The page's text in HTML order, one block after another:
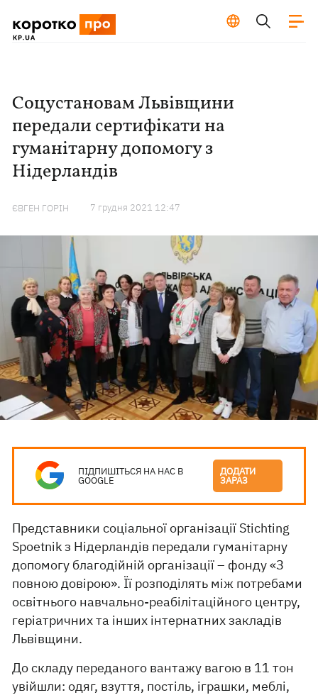
Соцустановам Львівщини
передали сертифікати на
гуманітарну допомогу з
Нідерландів
ЄВГЕН ГОРІН 7 грудня 2021 12:47
ПІДПИШІТЬСЯ НА НАС В
GOOGLE
ДОДАТИ
ЗАРАЗ
Представники соціальної організації Stichting
Spoetnik з Нідерландів передали гуманітарну
допомогу благодійній організації – фонду «З
повною довірою». Її розподілять між потребами
освітнього навчально-реабілітаційного центру,
геріатричних та інших інтернатних закладів
Львівщини.
До складу переданого вантажу вагою в 11 тон
увійшли: одяг, взуття, постіль, іграшки, меблі,